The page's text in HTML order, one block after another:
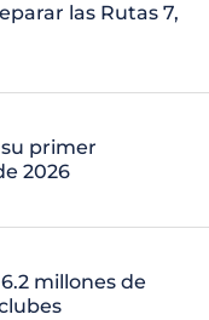
las Rutas 7,
primer
2026
millones de